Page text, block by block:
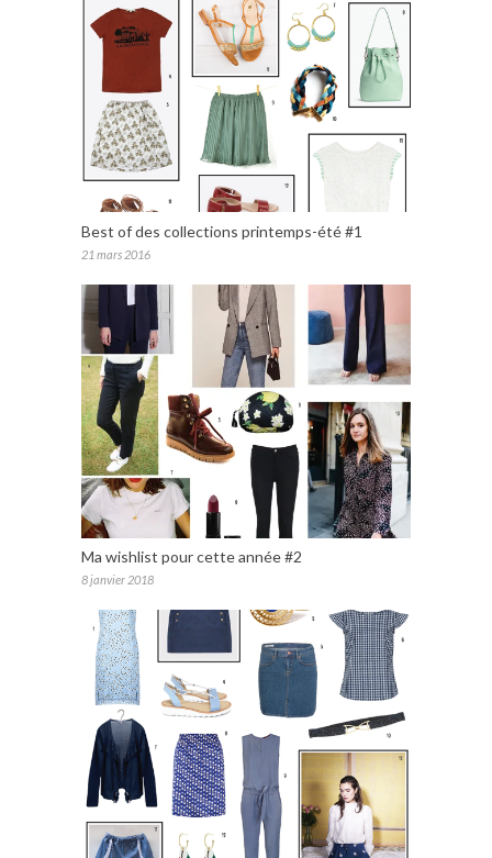
Best of des collections printemps-été #1
21 mars 2016
Ma wishlist pour cette année #2
8 janvier 2018